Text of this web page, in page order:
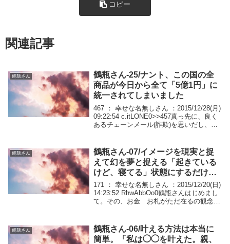
コピー
関連記事
鶴瓶さん
鶴瓶さん-25/ナント、この国の全
商品が今日から全て「5億1円」に
統一されてしまいました
467 ： 幸せな名無しさん ：2015/12/28(月)
09:22:54 c.itLONE0>>457真っ先に、良く
あるチェーンメール(詐欺)を思いだし、こ
い、と...
鶴瓶さん
鶴瓶さん-07/イメージを現実と捉
えて幻を夢と捉える「起きている
けど、寝てる」状態にするだけ。
「イメージの方が現実だ」って決
定するだけ
171 ： 幸せな名無しさん ：2015/12/20(日)
14:23:52 RhwAbbOo0鶴瓶さんはじめまし
て。その、お金 お札がただ在るの観念に
せてください...
鶴瓶さん
鶴瓶さん-06/叶える方法は本当に
簡単。「私は◯◯を叶えた。親、